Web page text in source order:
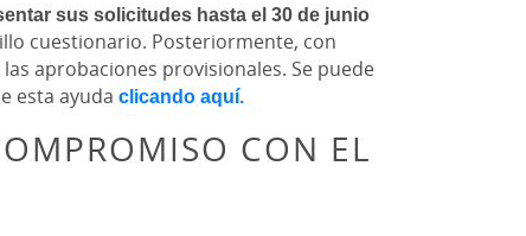
sus solicitudes hasta el 30 de junio
cuestionario. Posteriormente, con
aprobaciones provisionales. Se puede
esta ayudaclicando aquí.
CON EL